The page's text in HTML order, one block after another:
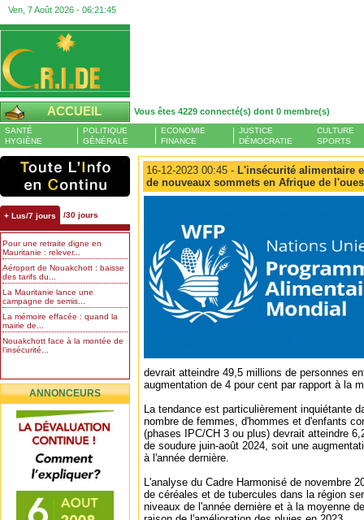
Ven, 7 Août 2026 - 06:21:46
ACCUEIL Vous êtes 4229 connecté(s) dont 0 membre(s)
SANTÉ
HYGIÈNE
POLITIQUE
GÉNÉRALE
ECONOMIE
FINANCE
JUSTICE
DÉMOCRATIE
CULTURE
SPORTS
+ Lus/7 jours /30 jours
Pour une retraite digne en
Mauritanie : relever...
Aéroport de Nouakchott : baisse
des tarifs du...
La Mauritanie lance une
campagne de semis...
La mémoire effacée : quand la
mairie de...
Nouakchott face à la montée de
l’insécurité...
ANNONCEURS
16-12-2023 00:45 - L'insécurité alimentaire
de nouveaux sommets en Afrique de
devrait atteindre 49,5 millions de personnes
augmentation de 4 pour cent par rapport à la
La tendance est particulièrement inquiétante
nombre de femmes, d'hommes et d'enfants
(phases IPC/CH 3 ou plus) devrait atteindre
de soudure juin-août 2024, soit une
à l'année dernière.
L'analyse du Cadre Harmonisé de novembre
de céréales et de tubercules dans la région
niveaux de l'année dernière et à la moyenne